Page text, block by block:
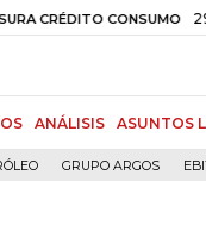
CONSUMO 29,66%
ANÁLISIS ASUNTOS
GRUPO ARGOS